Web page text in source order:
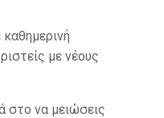
με νέους
στο να μειώσεις